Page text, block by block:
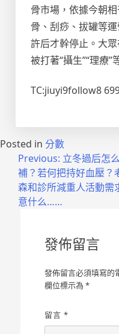
骨市場，依據今朝
骨、刮痧、拔罐等
許后才幹停止。大
被打著“攝生”“理療
TC:jiuyi9follow8
Posted in 分數
Previous: 立冬過后怎
補？若何把持好血壓？
森和診所減重人活動需
意什么……
發佈留言
發佈留言必須填寫的
欄位標示為*
留言*